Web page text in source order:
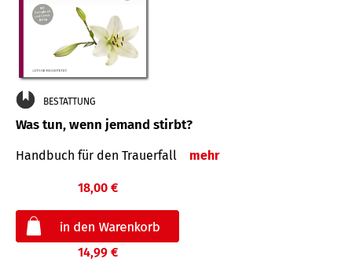
BESTATTUNG
Was tun, wenn jemand stirbt?
Handbuch für den Trauerfall mehr
18,00 €
14,99 €